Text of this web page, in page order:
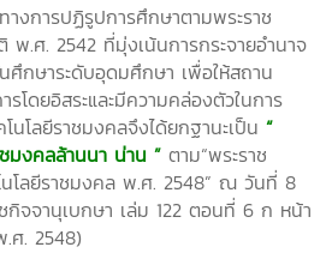
การปฏิรูปการศึกษาตามพระราช
.ศ. 2542 ที่มุ่งเน้นการกระจายอำนาจ
ศึกษาระดับอุดมศึกษา เพื่อให้สถาน
โดยอิสระและมีความคล่องตัวในการ
นโลยีราชมงคลจึงได้ยกฐานะเป็น “
มงคลล้านนา น่าน ” ตาม“พระราช
โลยีราชมงคล พ.ศ. 2548” ณ วันที่ 8
จจานุเบกษา เล่ม 122 ตอนที่ 6 ก หน้า
ศ. 2548)